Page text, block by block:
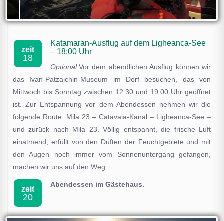
zeit
18
Katamaran-Ausflug auf dem Ligheanca-See
– 18:00 Uhr
Optional:Vor dem abendlichen Ausflug können wir
das Ivan-Patzaichin-Museum im Dorf besuchen, das von
Mittwoch bis Sonntag zwischen 12:30 und 19:00 Uhr geöffnet
ist. Zur Entspannung vor dem Abendessen nehmen wir die
folgende Route: Mila 23 – Catavaia-Kanal – Ligheanca-See –
und zurück nach Mila 23. Völlig entspannt, die frische Luft
einatmend, erfüllt von den Düften der Feuchtgebiete und mit
den Augen noch immer vom Sonnenuntergang gefangen,
machen wir uns auf den Weg…
zeit
20
Abendessen im Gästehaus.